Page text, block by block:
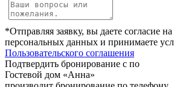
*Отправляя заявку, вы даете согласие
персональных данных и принимаете
Пользовательского соглашения
Подтвердить бронирование с по
Гостевой дом «Анна»